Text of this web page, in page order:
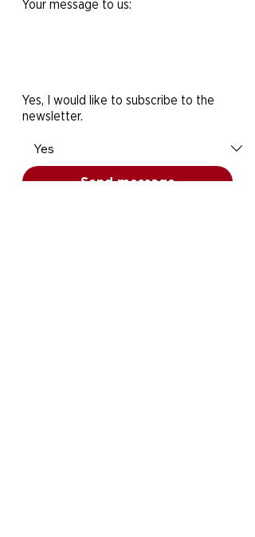
Your message to us:
Yes, I would like to subscribe to the
newsletter.
Send message